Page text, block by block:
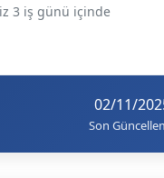
3 iş günü içinde
02/11/
Son